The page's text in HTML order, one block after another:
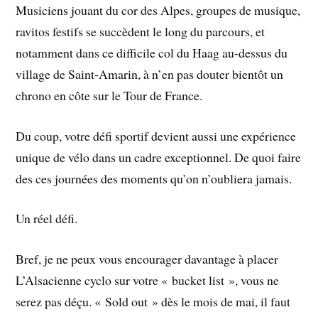
Musiciens jouant du cor des Alpes, groupes de musique,
ravitos festifs se succèdent le long du parcours, et
notamment dans ce difficile col du Haag au-dessus du
village de Saint-Amarin, à n’en pas douter bientôt un
chrono en côte sur le Tour de France.
Du coup, votre défi sportif devient aussi une expérience
unique de vélo dans un cadre exceptionnel. De quoi faire
des ces journées des moments qu’on n’oubliera jamais.
Un réel défi.
Bref, je ne peux vous encourager davantage à placer
L’Alsacienne cyclo sur votre « bucket list », vous ne
serez pas déçu. « Sold out » dès le mois de mai, il faut